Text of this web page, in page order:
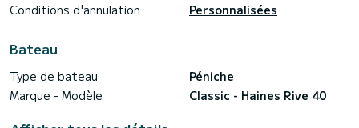
Conditions d'annulation
Personnalisées
Bateau
Type de bateau
Péniche
Marque - Modèle
Classic - Haines Rive 40